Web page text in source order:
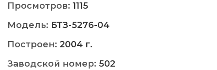
Просмотров: 1115
Модель: БТЗ-5276-04
Построен: 2004 г.
Заводской номер: 502